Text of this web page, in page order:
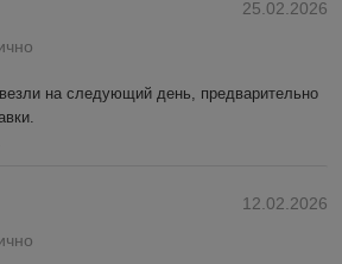
25.02.2026
на следующий день, предварительно
12.02.2026